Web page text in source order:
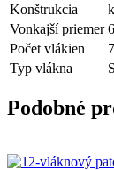
Konštrukcia
Vonkajší priemer
Počet vlákien
Typ vlákna
Podobné